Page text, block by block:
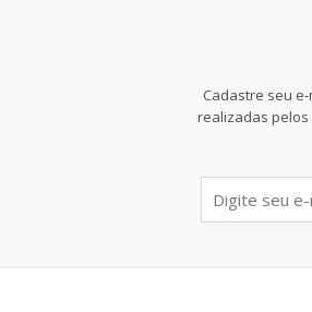
Cadastre seu
realizadas pelos